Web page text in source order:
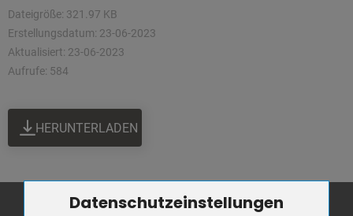
Dateigröße: 321.97 KB
Erstellungsdatum: 23-06-2023
Aktualisiert: 23-06-2023
Aufrufe: 584
HERUNTERLADEN
Zum Betrieb der Seite notwendige Cookies / Drittanbieter:
Datenschutzeinstellungen